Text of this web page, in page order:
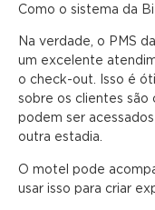
Como o sistema da
Na verdade, o PMS
um excelente
o check-out. Isso é
sobre os clientes são
podem ser
outra estadia.
O motel pode
usar isso para criar